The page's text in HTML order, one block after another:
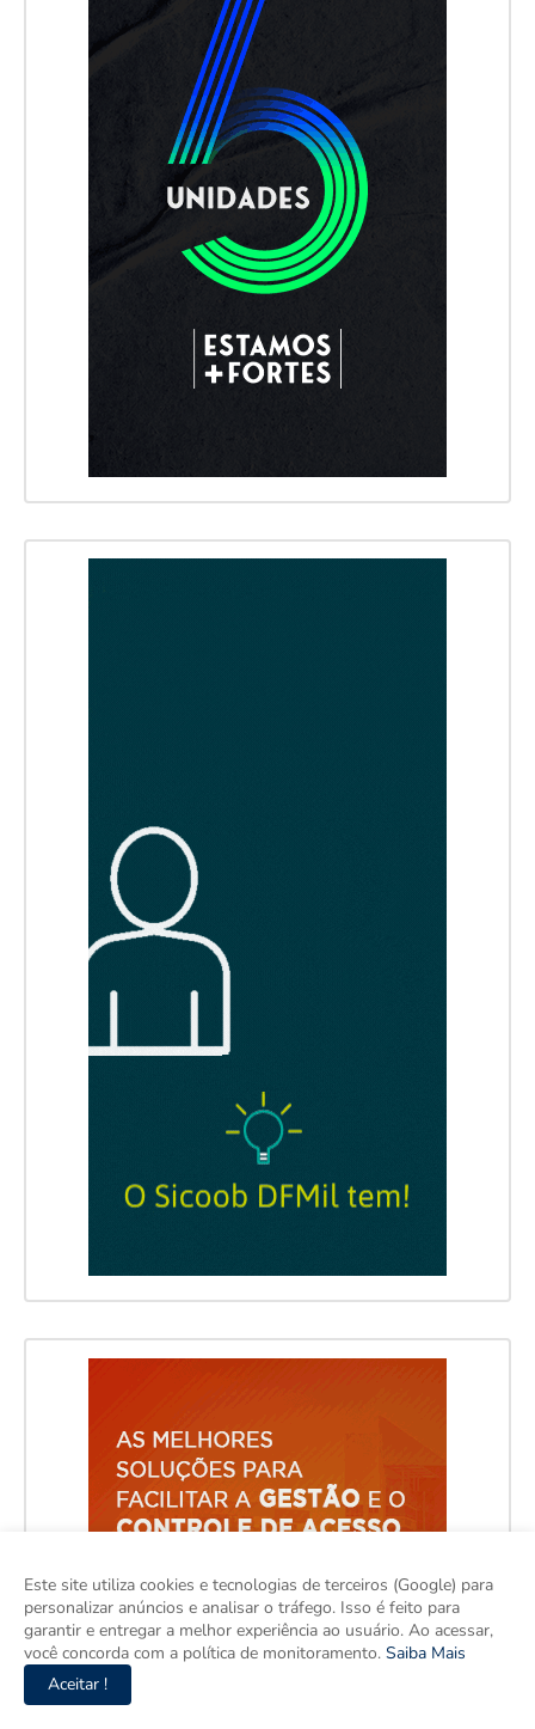
Este site utiliza cookies e tecnologias de terceiros (Google) para
personalizar anúncios e analisar o tráfego. Isso é feito para
garantir e entregar a melhor experiência ao usuário. Ao acessar,
você concorda com a política de monitoramento. Saiba Mais
Aceitar !